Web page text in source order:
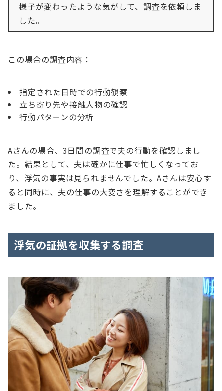
様子が変わったような気がして、調査を依頼しま
した。
この場合の調査内容：
指定された日時での行動観察
立ち寄り先や接触人物の確認
行動パターンの分析
Aさんの場合、3日間の調査で夫の行動を確認しまし
た。結果として、夫は確かに仕事で忙しくなってお
り、浮気の事実は見られませんでした。Aさんは安心す
ると同時に、夫の仕事の大変さを理解することができ
ました。
浮気の証拠を収集する調査